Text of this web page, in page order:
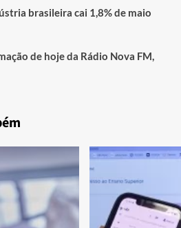
brasileira cai 1,8% de maio
de hoje da Rádio Nova FM,